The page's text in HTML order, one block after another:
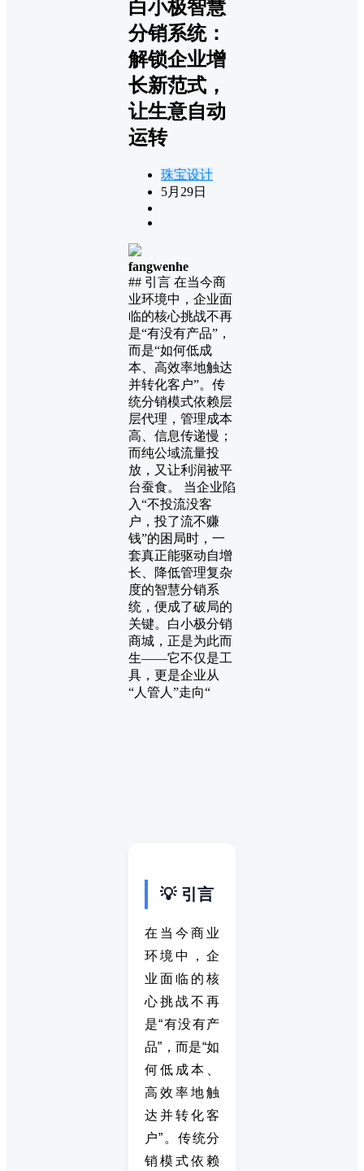
白小极智慧
分销系统：
解锁企业增
长新范式，
让生意自动
运转
珠宝设计
5月29日
fangwenhe
## 引言 在当今商
业环境中，企业面
临的核心挑战不再
是“有没有产品”，
而是“如何低成
本、高效率地触达
并转化客户”。传
统分销模式依赖层
层代理，管理成本
高、信息传递慢；
而纯公域流量投
放，又让利润被平
台蚕食。 当企业陷
入“不投流没客
户，投了流不赚
钱”的困局时，一
套真正能驱动自增
长、降低管理复杂
度的智慧分销系
统，便成了破局的
关键。白小极分销
商城，正是为此而
生——它不仅是工
具，更是企业从
“人管人”走向“
💡 引言
在当今商业
环境中，企
业面临的核
心挑战不再
是“有没有产
品”，而是“如
何低成本、
高效率地触
达并转化客
户”。传统分
销模式依赖